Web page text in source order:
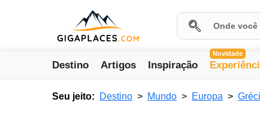
Destino Artigos Inspiração
Novidade
Seu jeito: Destino Mundo Europa